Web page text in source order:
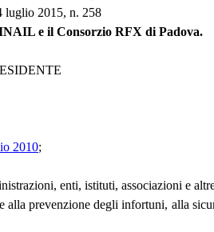
luglio 2015, n. 258
e il Consorzio RFX di Padova.
2010;
enti, istituti, associazioni e
prevenzione degli infortuni, alla